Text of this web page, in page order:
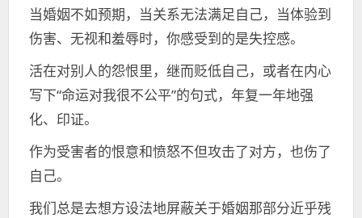
当婚姻不如预期，当关系无法满足自己，当体验到
伤害、无视和羞辱时，你感受到的是失控感。
活在对别人的怨恨里，继而贬低自己，或者在内心
写下“命运对我很不公平”的句式，年复一年地强
化、印证。
作为受害者的恨意和愤怒不但攻击了对方，也伤了
自己。
我们总是去想方设法地屏蔽关于婚姻那部分近乎残